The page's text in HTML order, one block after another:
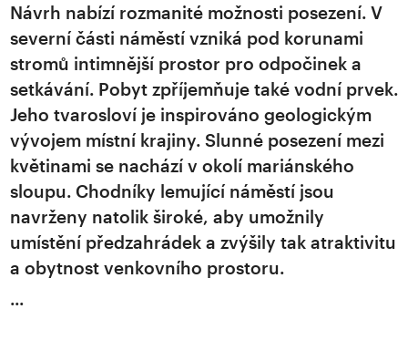
Návrh nabízí rozmanité možnosti posezení. V
severní části náměstí vzniká pod korunami
stromů intimnější prostor pro odpočinek a
setkávání. Pobyt zpříjemňuje také vodní prvek.
Jeho tvarosloví je inspirováno geologickým
vývojem místní krajiny. Slunné posezení mezi
květinami se nachází v okolí mariánského
sloupu. Chodníky lemující náměstí jsou
navrženy natolik široké, aby umožnily
umístění předzahrádek a zvýšily tak atraktivitu
a obytnost venkovního prostoru.